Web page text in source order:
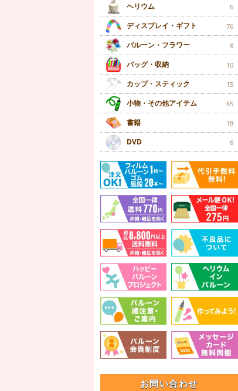
ヘリウム 6
ディスプレイ・ギフト 76
バルーン・フラワー 8
バッグ・収納 10
カップ・スティック 15
小物・その他アイテム 65
書籍 18
DVD 6
お問い合わせ